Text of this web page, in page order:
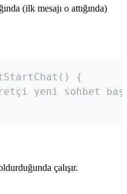
(ilk mesajı o attığında)
{
yeni sohbet
çalışır.